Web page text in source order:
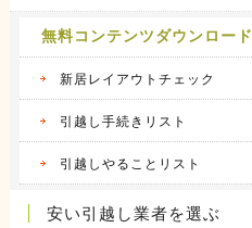
無料コンテンツダウンロード
新居レイアウトチェック
引越し手続きリスト
引越しやることリスト
安い引越し業者を選ぶ